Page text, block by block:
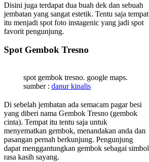
Disini juga terdapat dua buah dek dan sebuah
jembatan yang sangat estetik. Tentu saja tempat
itu menjadi spot foto instagenic yang jadi spot
favorit pengunjung.
Spot Gembok Tresno
spot gembok tresno. google maps.
sumber : danur kinalis
Di sebelah jembatan ada semacam pagar besi
yang diberi nama Gembok Tresno (gembok
cinta). Tempat itu tentu saja untuk
menyematkan gembok, menandakan anda dan
pasangan pernah berkunjung. Pengunjung
dapat menggantungkan gembok sebagai simbol
rasa kasih sayang.